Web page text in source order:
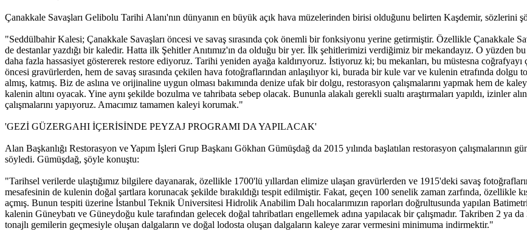
Çanakkale Savaşları Gelibolu Tarihi Alanı'nın dünyanın en büyük açık hava müzelerinden birisi olduğunu belirten Kaşdemir, sözlerini
"Seddülbahir Kalesi; Çanakkale Savaşları öncesi ve savaş sırasında çok önemli bir fonksiyonu yerine getirmiştir. Özellikle Çanakkale
de destanlar yazdığı bir kaledir. Hatta ilk Şehitler Anıtımız'ın da olduğu bir yer. İlk şehitlerimizi verdiğimiz bir mekandayız. O yüzden
daha fazla hassasiyet göstererek restore ediyoruz. Tarihi yeniden ayağa kaldırıyoruz. İstiyoruz ki; bu mekanları, bu müstesna
öncesi gravürlerden, hem de savaş sırasında çekilen hava fotoğraflarından anlaşılıyor ki, burada bir kule var ve kulenin etrafında
almış, katmış. Biz de aslına ve orijinaline uygun olması bakımında denize ufak bir dolgu, restorasyon çalışmalarını yapmak hem de
kalenin altını oyacak. Yine aynı şekilde bozulma ve tahribata sebep olacak. Bununla alakalı gerekli sualtı araştırmaları yapıldı, izinler
çalışmalarını yapıyoruz. Amacımız tamamen kaleyi korumak."
'GEZİ GÜZERGAHI İÇERİSİNDE PEYZAJ PROGRAMI DA YAPILACAK'
Alan Başkanlığı Restorasyon ve Yapım İşleri Grup Başkanı Gökhan Gümüşdağ da 2015 yılında başlatılan restorasyon çalışmalarının
söyledi. Gümüşdağ, şöyle konuştu:
"Tarihsel verilerde ulaştığımız bilgilere dayanarak, özellikle 1700'lü yıllardan elimize ulaşan gravürlerden ve 1915'deki savaş
mesafesinin de kulenin doğal şartlara korunacak şekilde bırakıldığı tespit edilmiştir. Fakat, geçen 100 senelik zaman zarfında, özellikle
açmış. Bunun tespiti üzerine İstanbul Teknik Üniversitesi Hidrolik Anabilim Dalı hocalarımızın raporları doğrultusunda yapılan
kalenin Güneybatı ve Güneydoğu kule tarafından gelecek doğal tahribatları engellemek adına yapılacak bir çalışmadır. Takriben 2 ya
tonajlı gemilerin geçmesiyle oluşan dalgaların ve doğal lodosta oluşan dalgaların kaleye zarar vermesini minimuma indirmektir."